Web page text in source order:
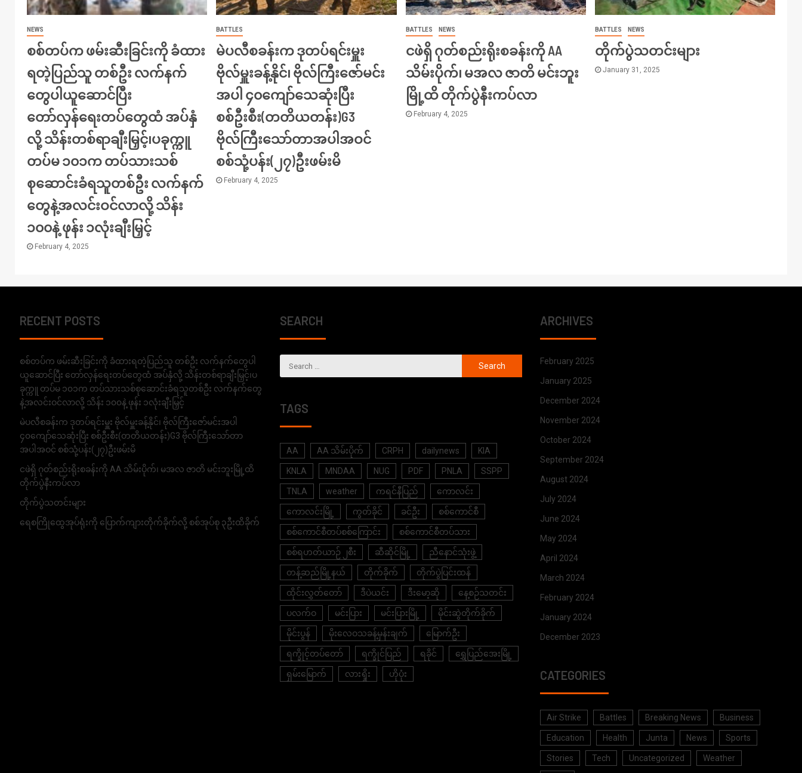
NEWS
စစ်တပ်က ဖမ်းဆီးခြင်းကို ခံထား
ရတဲ့ပြည်သူ တစ်ဦး လက်နက်
တွေပါယူဆောင်ပြီး
တော်လှန်ရေးတပ်တွေထံ အပ်နှံ
လို့ သိန်းတစ်ရာချီးမြှင့်၊ပခုက္ကူ
တပ်မ ၁၀၁က တပ်သားသစ်
စုဆောင်းခံရသူတစ်ဦး လက်နက်
တွေနဲ့အလင်းဝင်လာလို့ သိန်း
၁၀၀နဲ့ ဖုန်း ၁လုံးချီးမြှင့်
February 4, 2025
BATTLES
မဲပလီစခန်းက ဒုတပ်ရင်းမှူး
ဗိုလ်မှူးခန့်နိုင်၊ ဗိုလ်ကြီးဇော်မင်း
အပါ ၄၀ကျော်သေဆုံးပြီး
စစ်ဦးစီး(တတိယတန်း)G3
ဗိုလ်ကြီးသော်တာအပါအဝင်
စစ်သုံ့ပန်း(၂၇)ဦးဖမ်းမိ
February 4, 2025
BATTLES NEWS
ငဖဲရှိ ဂုတ်စည်းရိုးစခန်းကို AA
သိမ်းပိုက်၊ မအလ ဇာတိ မင်းဘူး
မြို့ထိ တိုက်ပွဲနီးကပ်လာ
February 4, 2025
BATTLES NEWS
တိုက်ပွဲသတင်းများ
January 31, 2025
RECENT POSTS
စစ်တပ်က ဖမ်းဆီးခြင်းကို ခံထားရတဲ့ပြည်သူ တစ်ဦး လက်နက်တွေပါ
ယူဆောင်ပြီး တော်လှန်ရေးတပ်တွေထံ အပ်နှံလို့ သိန်းတစ်ရာချီးမြှင့်၊ပ
ခုက္ကူ တပ်မ ၁၀၁က တပ်သားသစ်စုဆောင်းခံရသူတစ်ဦး လက်နက်တွေ
နဲ့အလင်းဝင်လာလို့ သိန်း ၁၀၀နဲ့ ဖုန်း ၁လုံးချီးမြှင့်
မဲပလီစခန်းက ဒုတပ်ရင်းမှူး ဗိုလ်မှူးခန့်နိုင်၊ ဗိုလ်ကြီးဇော်မင်းအပါ
၄၀ကျော်သေဆုံးပြီး စစ်ဦးစီး(တတိယတန်း)G3 ဗိုလ်ကြီးသော်တာ
အပါအဝင် စစ်သုံ့ပန်း(၂၇)ဦးဖမ်းမိ
ငဖဲရှိ ဂုတ်စည်းရိုးစခန်းကို AA သိမ်းပိုက်၊ မအလ ဇာတိ မင်းဘူးမြို့ထိ
တိုက်ပွဲနီးကပ်လာ
တိုက်ပွဲသတင်းများ
ရေစကြိုထွေအုပ်ရုံးကို ပြောက်ကျားတိုက်ခိုက်လို့ စစ်အုပ်စု ၃ဦးထိခိုက်
SEARCH
TAGS
AA AA သိမ်းပိုက် CRPH dailynews KIA
KNLA MNDAA NUG PDF PNLA SSPP
TNLA weather ကရင်နီပြည် ကောလင်း
ကောလင်းမြို့ ကွတ်ခိုင် ခင်ဦး စစ်ကောင်စီ
စစ်ကောင်စီတပ်စစ်ကြောင်း စစ်ကောင်စီတပ်သား
စစ်ရဟတ်ယာဉ် ၂စီး ဆီဆိုင်မြို့ ညီနောင်သုံးဖွဲ့
တန့်ဆည်မြို့နယ် တိုက်ခိုက် တိုက်ပွဲပြင်းထန်
ထိုင်းလွှတ်တော် ဒီပဲယင်း ဒီးမော့ဆို နေ့စဉ်သတင်း
ပလက်ဝ မင်းပြား မင်းပြားမြို့ မိုင်းဆွဲတိုက်ခိုက်
မိုင်းပွန် မိုးလေဝသခန့်မှန်းချက် မြောက်ဦး
ရက္ခိုင့်တပ်တော် ရက္ခိုင်ပြည် ရခိုင် ရွှေပြည်အေးမြို့
ရှမ်းမြောက် လားရှိုး ဟိုပုံး
ARCHIVES
February 2025
January 2025
December 2024
November 2024
October 2024
September 2024
August 2024
July 2024
June 2024
May 2024
April 2024
March 2024
February 2024
January 2024
December 2023
CATEGORIES
Air Strike Battles Breaking News Business
Education Health Junta News Sports
Stories Tech Uncategorized Weather